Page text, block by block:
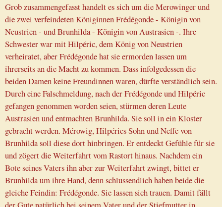
Grob zusammengefasst handelt es sich um die Merowinger und
die zwei verfeindeten Königinnen Frédégonde - Königin von
Neustrien - und Brunhilda - Königin von Austrasien -. Ihre
Schwester war mit Hilpéric, dem König von Neustrien
verheiratet, aber Frédégonde hat sie ermorden lassen um
ihrerseits an die Macht zu kommen. Dass infolgedessen die
beiden Damen keine Freundinnen waren, dürfte verständlich sein.
Durch eine Falschmeldung, nach der Frédégonde und Hilpéric
gefangen genommen worden seien, stürmen deren Leute
Austrasien und entmachten Brunhilda. Sie soll in ein Kloster
gebracht werden. Mérowig, Hilpérics Sohn und Neffe von
Brunhilda soll diese dort hinbringen. Er entdeckt Gefühle für sie
und zögert die Weiterfahrt vom Rastort hinaus. Nachdem ein
Bote seines Vaters ihn aber zur Weiterfahrt zwingt, bittet er
Brunhilda um ihre Hand, denn schlussendlich haben beide die
gleiche Feindin: Frédégonde. Sie lassen sich trauen. Damit fällt
der Gute natürlich bei seinem Vater und der Stiefmutter in